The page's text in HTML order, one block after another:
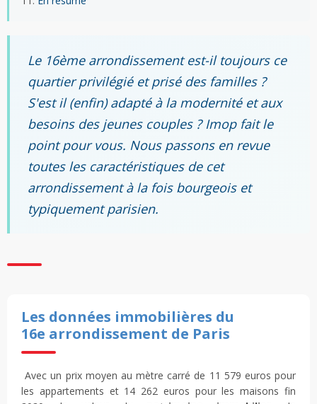
Le 16ème arrondissement est-il toujours ce
quartier privilégié et prisé des familles ?
S'est il (enfin) adapté à la modernité et aux
besoins des jeunes couples ? Imop fait le
point pour vous. Nous passons en revue
toutes les caractéristiques de cet
arrondissement à la fois bourgeois et
typiquement parisien.
Les données immobilières du
16e arrondissement de Paris
Avec un prix moyen au mètre carré de 11 579 euros pour
les appartements et 14 262 euros pour les maisons fin